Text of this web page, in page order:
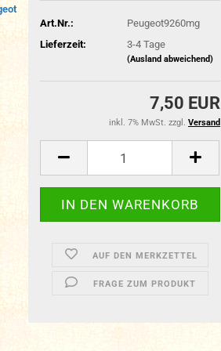
Art.Nr.:
Peugeot9260mg
Lieferzeit:
3-4 Tage
(Ausland abweichend)
7,50 EUR
inkl. 7% MwSt. zzgl. Versand
AUF DEN MERKZETTEL
FRAGE ZUM PRODUKT